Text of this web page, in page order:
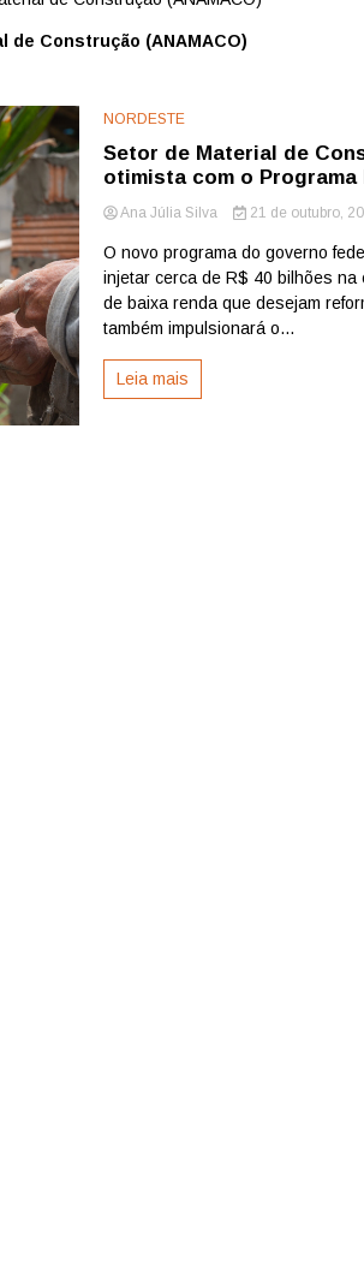
de Construção (ANAMACO)
NORDESTE
Setor de Material de
otimista com o Programa
Ana Júlia Silva 21 de outubro,
O novo programa do governo
injetar cerca de R$ 40 bilhões na
de baixa renda que desejam
também impulsionará o...
Leia mais